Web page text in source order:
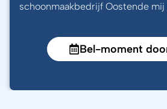
schoonmaakbedrijf Oostende mij
Bel-moment